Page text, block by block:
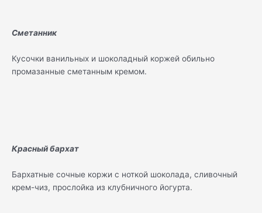
Сметанник
Кусочки ванильных и шоколадный коржей обильно
промазанные сметанным кремом.
Красный бархат
Бархатные сочные коржи с ноткой шоколада, сливочный
крем-чиз, прослойка из клубничного йогурта.